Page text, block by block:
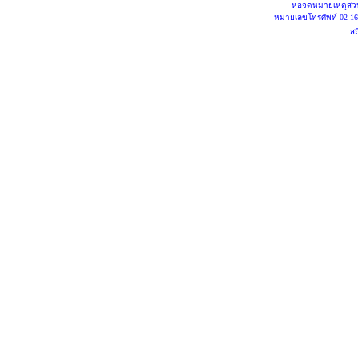
หอจดหมายเหตุส
หมายเลขโทรศัพท์ 02-
ส